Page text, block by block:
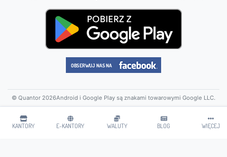
KANTORY E-KANTORY WALUTY BLOG WIĘCEJ
© Quantor 2026Android i Google Play są znakami towarowymi Google LLC.